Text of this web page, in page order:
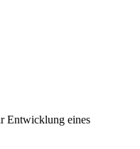
Entwicklung eines